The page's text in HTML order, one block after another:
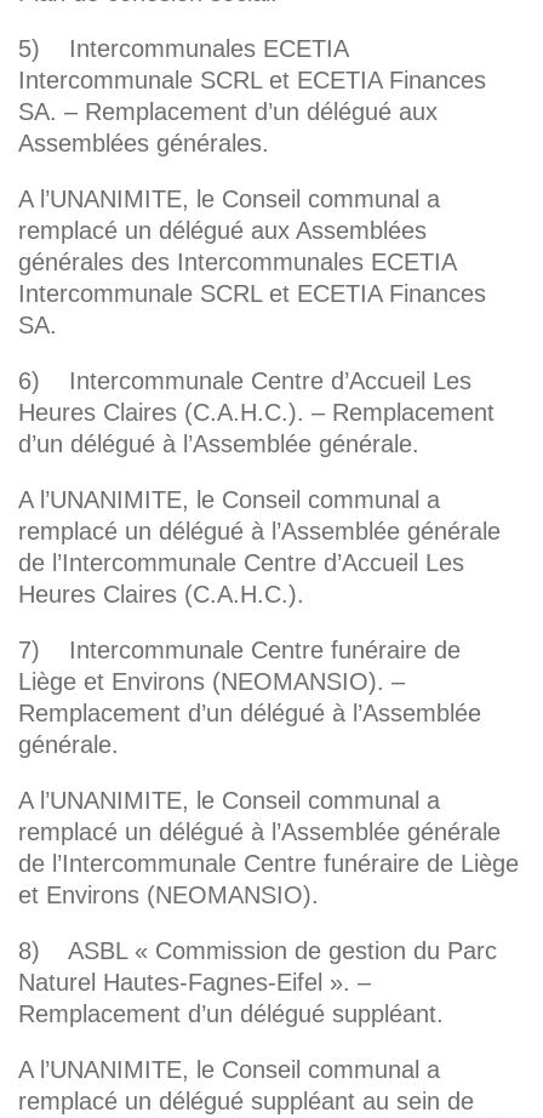
5) Intercommunales ECETIA
Intercommunale SCRL et ECETIA Finances
SA. – Remplacement d’un délégué aux
Assemblées générales.
A l’UNANIMITE, le Conseil communal a
remplacé un délégué aux Assemblées
générales des Intercommunales ECETIA
Intercommunale SCRL et ECETIA Finances
SA.
6) Intercommunale Centre d’Accueil Les
Heures Claires (C.A.H.C.). – Remplacement
d’un délégué à l’Assemblée générale.
A l’UNANIMITE, le Conseil communal a
remplacé un délégué à l’Assemblée générale
de l’Intercommunale Centre d’Accueil Les
Heures Claires (C.A.H.C.).
7) Intercommunale Centre funéraire de
Liège et Environs (NEOMANSIO). –
Remplacement d’un délégué à l’Assemblée
générale.
A l’UNANIMITE, le Conseil communal a
remplacé un délégué à l’Assemblée générale
de l’Intercommunale Centre funéraire de Liège
et Environs (NEOMANSIO).
8) ASBL « Commission de gestion du Parc
Naturel Hautes-Fagnes-Eifel ». –
Remplacement d’un délégué suppléant.
A l’UNANIMITE, le Conseil communal a
remplacé un délégué suppléant au sein de